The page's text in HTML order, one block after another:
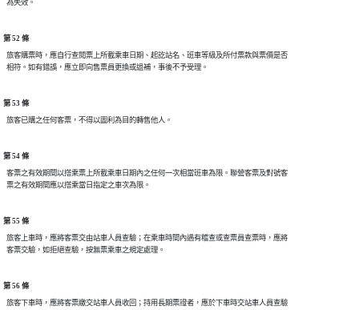
第 52 條
  旅客購票時，應自行查閱票上所載乘車日期、起訖站名、班車等級及所付票款與票價是否
第 53 條
第 54 條
  客票之有效期間以搭乘票上所載乘車日期內之任何一次相當班車為限。聯營客票及對號客
第 55 條
  旅客上車時，應將客票交由站車人員查驗；在乘車時間內遇有稽查或查票員查票時，應將
第 56 條
  旅客下車時，應將客票繳交站車人員收回；持用長期票證者，應於下車時交站車人員查驗